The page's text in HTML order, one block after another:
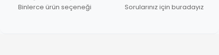
Binlerce ürün seçeneği Sorularınız için buradayız